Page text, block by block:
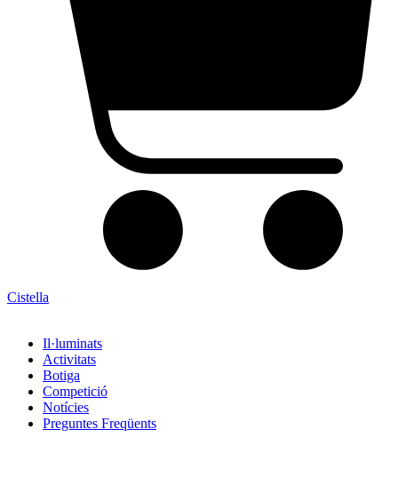
Cistella
Il·luminats
Activitats
Botiga
Competició
Notícies
Preguntes Freqüents